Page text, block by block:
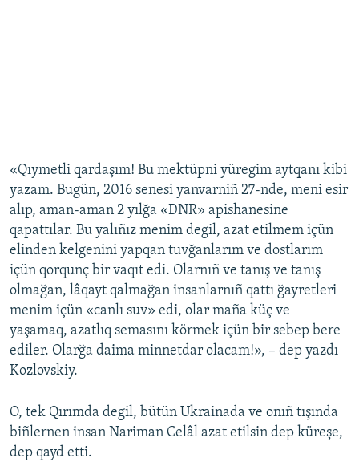
«Qıymetli qardaşım! Bu mektüpni yüregim aytqanı kibi
yazam. Bugün, 2016 senesi yanvarniñ 27-nde, meni esir
alıp, aman-aman 2 yılğa «DNR» apishanesine
qapattılar. Bu yalıñız menim degil, azat etilmem içün
elinden kelgenini yapqan tuvğanlarım ve dostlarım
içün qorqunç bir vaqıt edi. Olarnıñ ve tanış ve tanış
olmağan, lâqayt qalmağan insanlarnıñ qattı ğayretleri
menim içün «canlı suv» edi, olar maña küç ve
yaşamaq, azatlıq semasını körmek içün bir sebep bere
ediler. Olarğa daima minnetdar olacam!», – dep yazdı
Kozlovskiy.
O, tek Qırımda degil, bütün Ukrainada ve onıñ tışında
biñlernen insan Nariman Celâl azat etilsin dep küreşe,
dep qayd etti.